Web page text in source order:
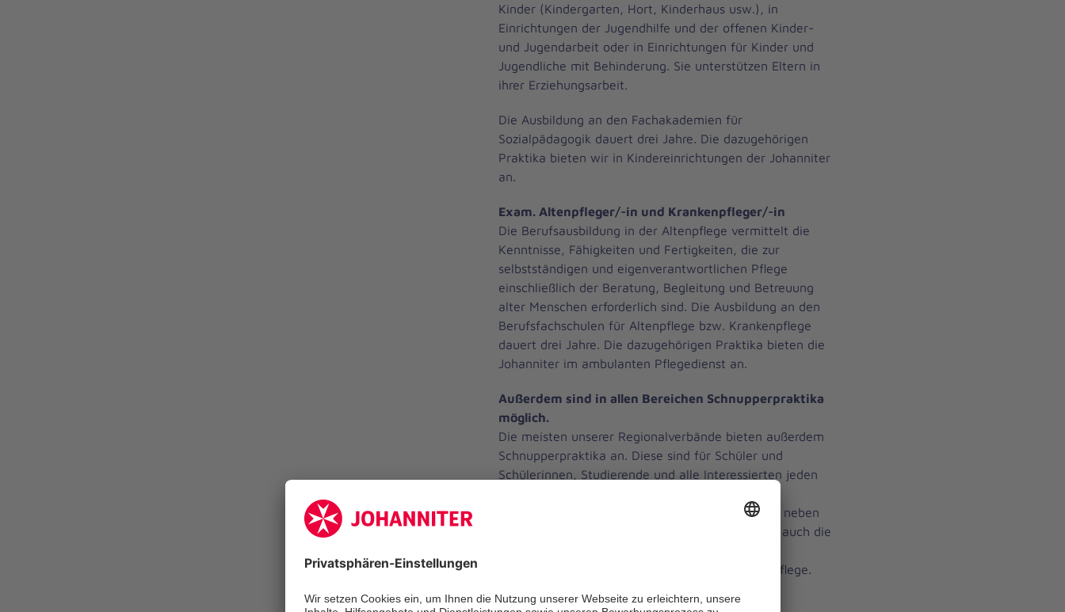
Kinder (Kindergarten, Hort, Kinderhaus usw.), in
Einrichtungen der Jugendhilfe und der offenen Kinder-
und Jugendarbeit oder in Einrichtungen für Kinder und
Jugendliche mit Behinderung. Sie unterstützen Eltern in
ihrer Erziehungsarbeit.
Die Ausbildung an den Fachakademien für
Sozialpädagogik dauert drei Jahre. Die dazugehörigen
Praktika bieten wir in Kindereinrichtungen der Johanniter
an.
Exam. Altenpfleger/-in und Krankenpfleger/-in
Die Berufsausbildung in der Altenpflege vermittelt die
Kenntnisse, Fähigkeiten und Fertigkeiten, die zur
selbstständigen und eigenverantwortlichen Pflege
einschließlich der Beratung, Begleitung und Betreuung
alter Menschen erforderlich sind. Die Ausbildung an den
Berufsfachschulen für Altenpflege bzw. Krankenpflege
dauert drei Jahre. Die dazugehörigen Praktika bieten die
Johanniter im ambulanten Pflegedienst an.
Außerdem sind in allen Bereichen Schnupperpraktika
möglich.
Die meisten unserer Regionalverbände bieten außerdem
Schnupperpraktika an. Diese sind für Schüler und
Schülerinnen, Studierende und alle Interessierten jeden
Arbeitsbereichen absolviert werden. Dazu zählen neben
den Kindertagesstätten oder Ferienprogrammen auch die
Rettungsdienst, Menüservice, Hausnotruf oder Pflege.
Interessiert? Dann unbedingt melden!